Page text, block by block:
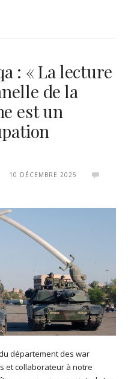
: « La lecture
de la
est un
10 DÉCEMBRE 2025
département des war
et collaborateur à notre